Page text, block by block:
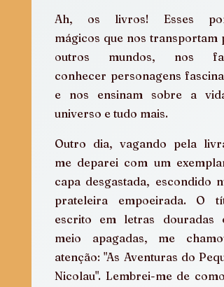
Ah, os livros! Esses
mágicos que nos transportam
outros mundos, nos
conhecer personagens
e nos ensinam sobre a
universo e tudo mais.
Outro dia, vagando pela
me deparei com um
capa desgastada, escondido
prateleira empoeirada. O
escrito em letras douradas
meio apagadas, me
atenção: "As Aventuras do
Nicolau". Lembrei-me de